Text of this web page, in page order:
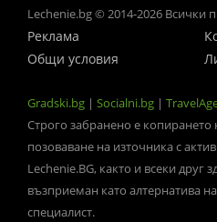
Lechenie.bg © 2014-2026 Всички
Реклама
Общи условия
Gradski.bg | Socialni.bg |
Строго забранено е копирането
позоваване на източника с
Lechenie.BG, както и всеки друг
възприеман като алтернатива
специалист.